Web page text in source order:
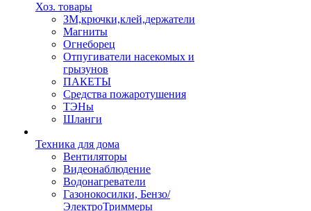
Хоз. товары
ЗМ,крючки,клей,держатели
Магниты
Огнеборец
Отпугиватели насекомых и
грызунов
ПАКЕТЫ
Средства пожаротушения
ТЭНы
Шланги
Техника для дома
Вентиляторы
Видеонаблюдение
Водонагреватели
Газонокосилки, Бензо/
ЭлектроТриммеры